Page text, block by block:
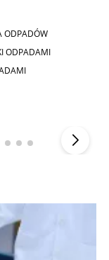
ODPADÓW
ODPADAMI